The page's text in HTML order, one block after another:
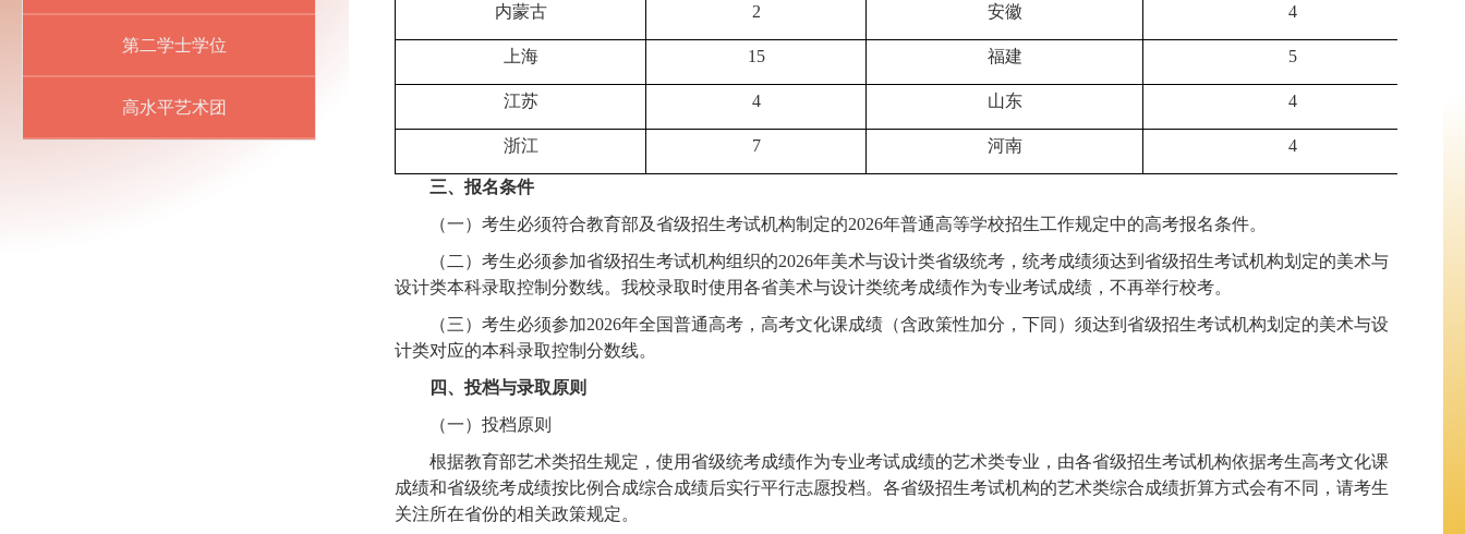
第二学士学位
高水平艺术团
内蒙古 2 安徽 4
上海 15 福建 5
江苏 4 山东 4
浙江 7 河南 4
三、报名条件
（一）考生必须符合教育部及省级招生考试机构制定的2026年普通高等学校招生工作规定中的高考报名条件。
（二）考生必须参加省级招生考试机构组织的2026年美术与设计类省级统考，统考成绩须达到省级招生考试机构划定的美术与
设计类本科录取控制分数线。我校录取时使用各省美术与设计类统考成绩作为专业考试成绩，不再举行校考。
（三）考生必须参加2026年全国普通高考，高考文化课成绩（含政策性加分，下同）须达到省级招生考试机构划定的美术与设
计类对应的本科录取控制分数线。
四、投档与录取原则
（一）投档原则
根据教育部艺术类招生规定，使用省级统考成绩作为专业考试成绩的艺术类专业，由各省级招生考试机构依据考生高考文化课
成绩和省级统考成绩按比例合成综合成绩后实行平行志愿投档。各省级招生考试机构的艺术类综合成绩折算方式会有不同，请考生
关注所在省份的相关政策规定。